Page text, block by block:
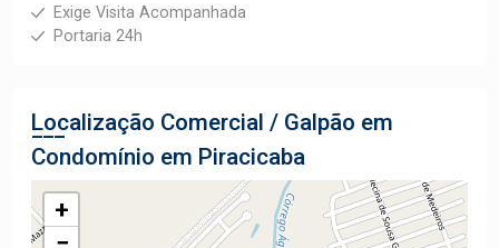
Exige Visita Acompanhada
Portaria 24h
Localização Comercial / Galpão em
Condomínio em Piracicaba
+